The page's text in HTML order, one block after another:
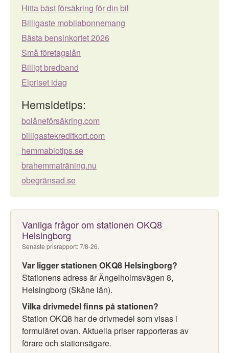
Hitta bäst försäkring för din bil
Billigaste mobilabonnemang
Bästa bensinkortet 2026
Små företagslån
Billigt bredband
Elpriset idag
Hemsidetips:
bolåneförsäkring.com
billigastekreditkort.com
hemmabiotips.se
brahemmaträning.nu
obegränsad.se
Vanliga frågor om stationen OKQ8
Helsingborg
Senaste prisrapport: 7/8-26.
Var ligger stationen OKQ8 Helsingborg?
Stationens adress är Ängelholmsvägen 8,
Helsingborg (Skåne län).
Vilka drivmedel finns på stationen?
Station OKQ8 har de drivmedel som visas i
formuläret ovan. Aktuella priser rapporteras av
förare och stationsägare.